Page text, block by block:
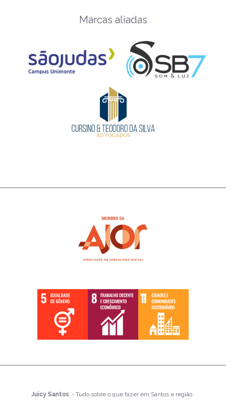
Marcas aliadas
Juicy Santos - Tudo sobre o que fazer em Santos e região